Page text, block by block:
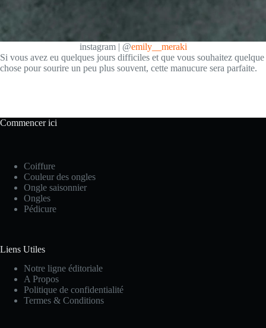
instagram | @emily__meraki
Si vous avez eu quelques jours difficiles et que vous souhaitez quelque
chose pour sourire un peu plus souvent, cette manucure sera parfaite.
Commencer ici
Coiffure
Couleur des ongles
Ongle saisonnier
Ongles
Pédicure
Liens Utiles
Notre ligne éditoriale
A Propos
Politique de confidentialité
Termes & Conditions